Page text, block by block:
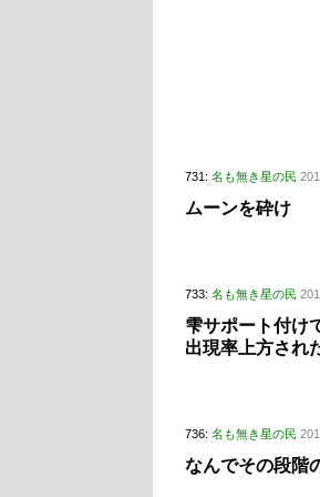
731: 名も無き星の民
ムーンを砕け
733: 名も無き星の民
雫サポート付け
出現率上方され
736: 名も無き星の民
なんでその段階